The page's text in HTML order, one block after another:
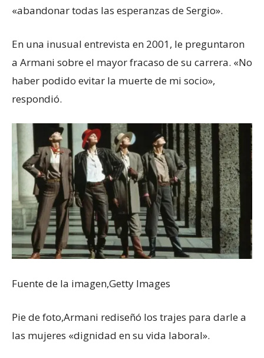
«abandonar todas las esperanzas de Sergio».
En una inusual entrevista en 2001, le preguntaron
a Armani sobre el mayor fracaso de su carrera. «No
haber podido evitar la muerte de mi socio»,
respondió.
Fuente de la imagen,Getty Images
Pie de foto,Armani rediseñó los trajes para darle a
las mujeres «dignidad en su vida laboral».